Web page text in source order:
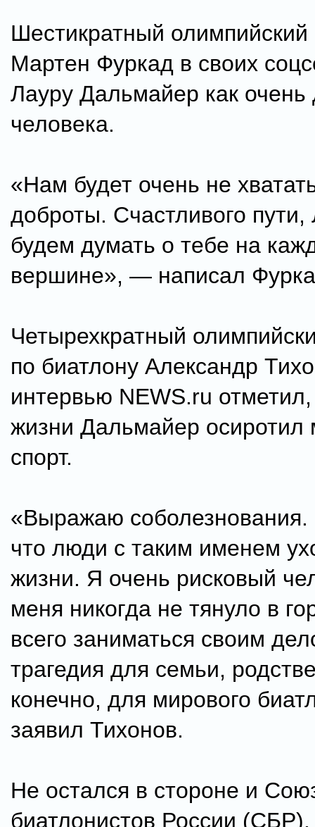
Шестикратный
Мартен Фуркад в своих
Лауру Дальмайер как очень
человека.
«Нам будет очень не
доброты. Счастливого
будем думать о тебе на
вершине», — написал
Четырехкратный
по биатлону Александр
интервью NEWS.ru отметил,
жизни Дальмайер осиротил
спорт.
«Выражаю
что люди с таким именем
жизни. Я очень рисковый
меня никогда не тянуло в
всего заниматься своим
трагедия для семьи,
конечно, для мирового
заявил Тихонов.
Не остался в стороне и
биатлонистов России